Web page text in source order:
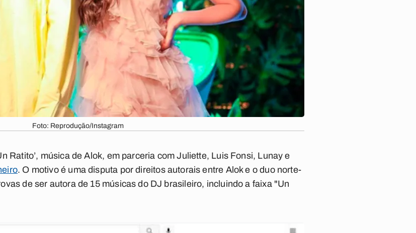
Foto: Reprodução/Instagram
Ratito’, música de Alok, em parceria com Juliette, Luis Fonsi, Lunay e
. O motivo é uma disputa por direitos autorais entre Alok e o duo norte-
de ser autora de 15 músicas do DJ brasileiro, incluindo a faixa "Un